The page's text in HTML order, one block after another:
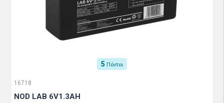
5 Πόντοι
16718
NOD LAB 6V1.3AH